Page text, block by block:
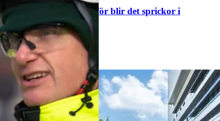
Säsongstipset: varför blir det sprickor i
betongen?
20. april 2026
Se alla nyheter